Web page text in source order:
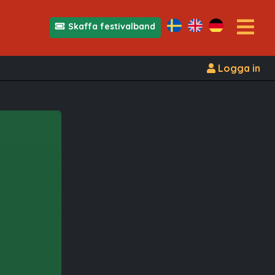
Skaffa festivalband
Logga in